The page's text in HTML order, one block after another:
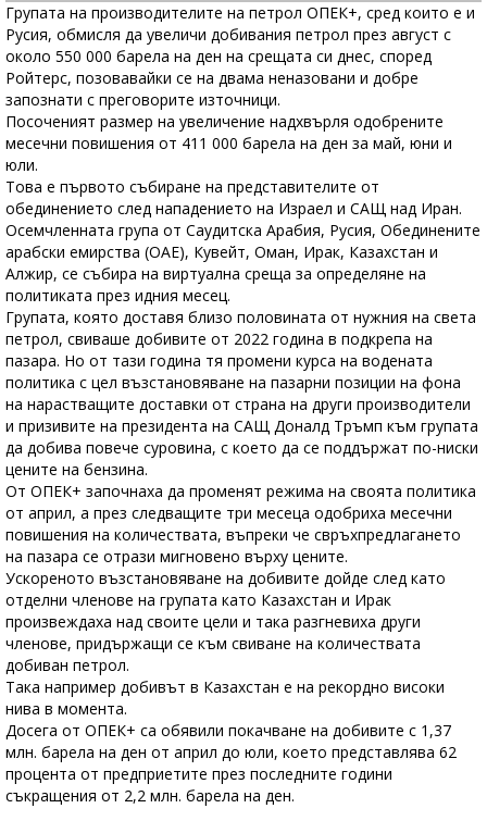
Групата на производителите на петрол ОПЕК+, сред които е и
Русия, обмисля да увеличи добивания петрол през август с
около 550 000 барела на ден на срещата си днес, според
Ройтерс, позовавайки се на двама неназовани и добре
запознати с преговорите източници.
Посоченият размер на увеличение надхвърля одобрените
месечни повишения от 411 000 барела на ден за май, юни и
юли.
Това е първото събиране на представителите от
обединението след нападението на Израел и САЩ над Иран.
Осемчленната група от Саудитска Арабия, Русия, Обединените
арабски емирства (ОАЕ), Кувейт, Оман, Ирак, Казахстан и
Алжир, се събира на виртуална среща за определяне на
политиката през идния месец.
Групата, която доставя близо половината от нужния на света
петрол, свиваше добивите от 2022 година в подкрепа на
пазара. Но от тази година тя промени курса на водената
политика с цел възстановяване на пазарни позиции на фона
на нарастващите доставки от страна на други производители
и призивите на президента на САЩ Доналд Тръмп към групата
да добива повече суровина, с което да се поддържат по-ниски
цените на бензина.
От ОПЕК+ започнаха да променят режима на своята политика
от април, а през следващите три месеца одобриха месечни
повишения на количествата, въпреки че свръхпредлагането
на пазара се отрази мигновено върху цените.
Ускореното възстановяване на добивите дойде след като
отделни членове на групата като Казахстан и Ирак
произвеждаха над своите цели и така разгневиха други
членове, придържащи се към свиване на количествата
добиван петрол.
Така например добивът в Казахстан е на рекордно високи
нива в момента.
Досега от ОПЕК+ са обявили покачване на добивите с 1,37
млн. барела на ден от април до юли, което представлява 62
процента от предприетите през последните години
съкращения от 2,2 млн. барела на ден.